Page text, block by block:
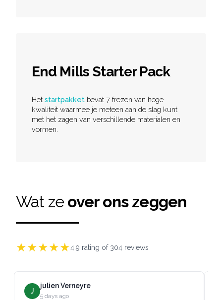
End Mills Starter Pack
Het startpakket bevat 7 frezen van hoge
kwaliteit waarmee je meteen aan de slag kunt
met het zagen van verschillende materialen en
vormen.
Wat zeover ons zeggen
★★★★★4.9 rating of 304 reviews
J
julien Verneyre
5 days ago